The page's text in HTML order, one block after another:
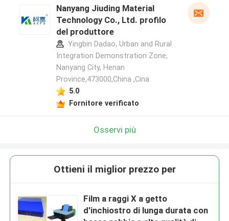
Nanyang Jiuding Material
Technology Co., Ltd. profilo
del produttore
Yingbin Dadao, Urban and Rural
Integration Demonstration Zone,
Nanyang City, Henan
Province,473000,China ,Cina
5.0
Fornitore verificato
Osservi più
Ottieni il miglior prezzo per
Film a raggi X a getto
d'inchiostro di lunga durata con